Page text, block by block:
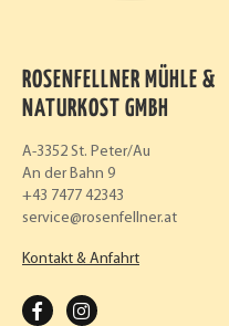
ROSENFELLNER MÜHLE &
NATURKOST GMBH
A-3352 St. Peter/Au
An der Bahn 9
+43 7477 42343
service
rosenfellner.at
Kontakt & Anfahrt
F